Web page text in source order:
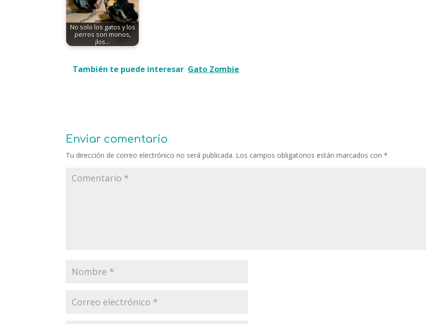
No solo los gatos y los
perros son monos,
¡los…
También te puede interesar Gato Zombie
Enviar comentario
Tu dirección de correo electrónico no será publicada. Los campos obligatorios están marcados con*